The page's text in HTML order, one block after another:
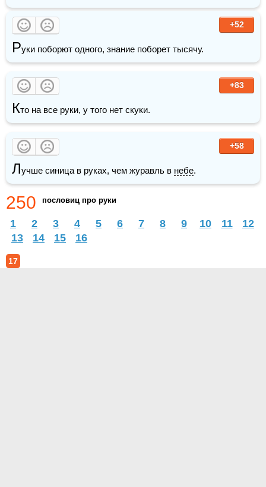
+52
Руки поборют одного, знание поборет тысячу.
+83
Кто на все руки, у того нет скуки.
+58
Лучше синица в руках, чем журавль в небе.
250 пословиц про руки
1 2 3 4 5 6 7 8 9 10 11
12
13
14 15 16
17